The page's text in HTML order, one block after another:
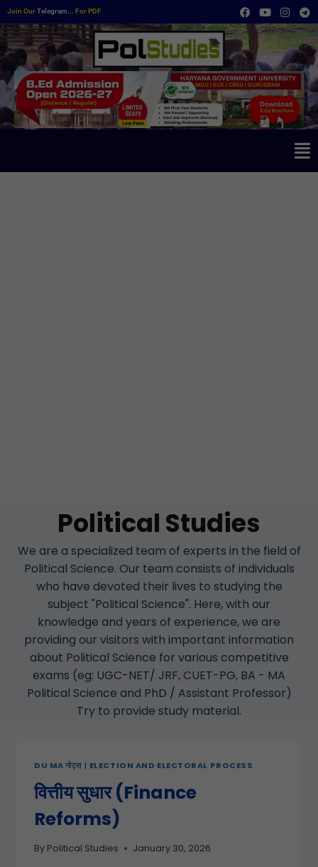
Join OurTelegram... For PDF
Political Studies
We are a specialized team of experts in the field of
Political Science. Our team consists of individuals
who have devoted their lives to studying the
subject "Political Science". Here, with our
knowledge and years of experience, we are
providing our visitors with important information
about Political Science for various competitive
exams (eg: UGC-NET/ JRF, CUET-PG, BA - MA
Political Science and PhD / Assistant Professor)
Try to provide study material.
DU MA नोट्स | ELECTION AND ELECTORAL PROCESS
वित्तीय सुधार (Finance
Reforms)
By Political Studies January 30, 2026